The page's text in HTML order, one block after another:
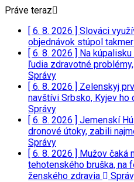
Práve teraz
[ 6. 8. 2026 ] Slováci
objednávok stúpol
[ 6. 8. 2026 ] Na
ľudia zdravotné
Správy
[ 6. 8. 2026 ] Zelenskyj
navštívi Srbsko, Kyjev
Správy
[ 6. 8. 2026 ] Jemenskí
dronové útoky, zabili
Správy
[ 6. 8. 2026 ] Mužov čaká
tehotenského bruška, na
ženského zdravia